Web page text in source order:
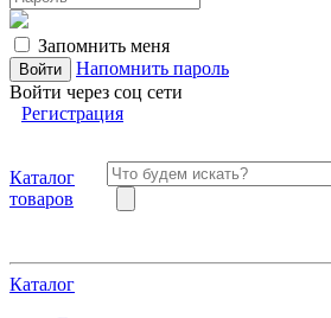
Запомнить меня
Напомнить пароль
Войти через соц сети
Регистрация
Каталог
товаров
Каталог